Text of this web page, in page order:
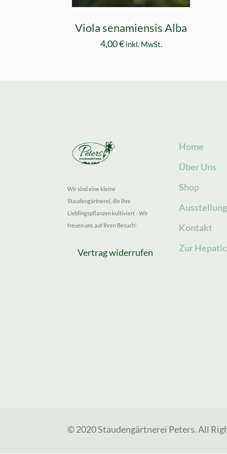
Viola senamiensis Alba
4,00€ inkl. MwSt.
Wir sind eine kleine
Staudengärtnerei, die ihre
Lieblingspflanzen kultiviert - Wir
freuen uns auf Ihren Besuch!
Vertrag widerrufen
Home
Über Uns
Shop
Ausstellung
Kontakt
Zur
© 2020 Staudengärtnerei Peters. All